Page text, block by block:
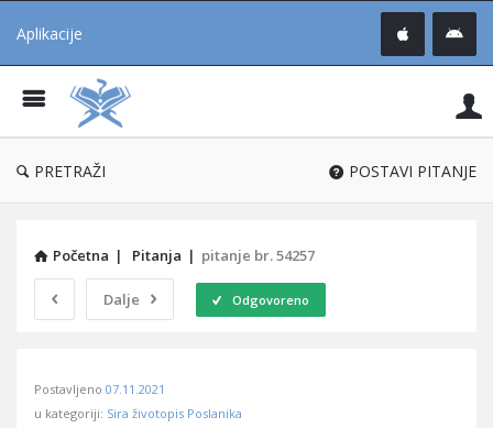
Aplikacije
®
PRETRAŽI POSTAVI PITANJE
Početna | Pitanja | pitanje br. 54257
Dalje Odgovoreno
Učene
Postavljeno 07.11.2021
u kategoriji: Sira životopis Poslanika